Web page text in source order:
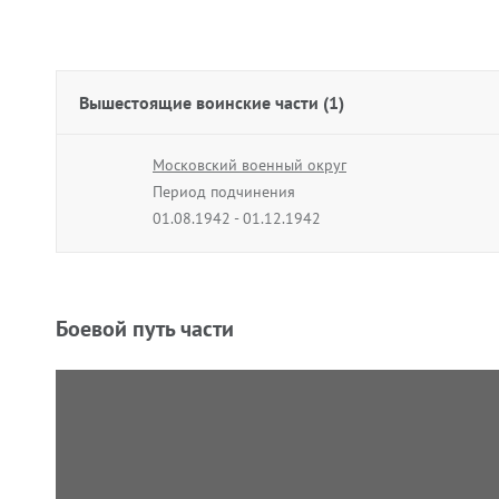
Вышестоящие воинские части (1)
Московский военный округ
Период подчинения
01.08.1942 - 01.12.1942
Боевой путь части